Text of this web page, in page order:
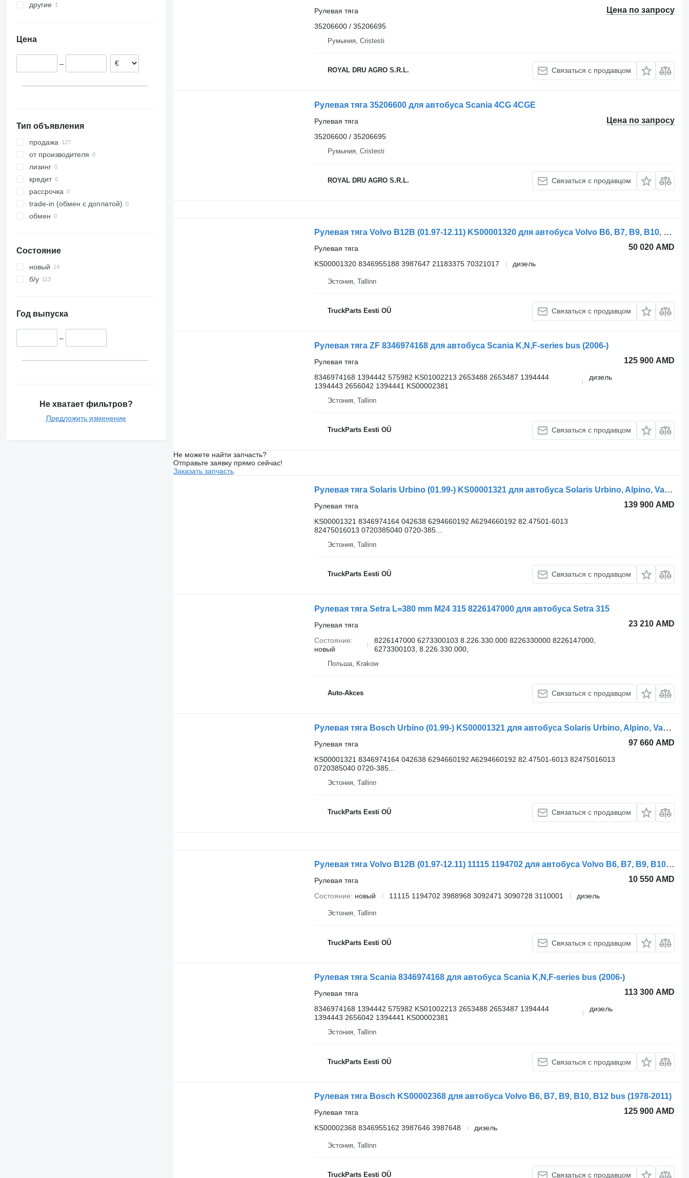
Эстония
другие
Цена
–
Тип объявления
продажа
от производителя
лизинг
кредит
рассрочка
trade-in (обмен с доплатой)
обмен
Состояние
новый
б/у
Год выпуска
–
Не хватает фильтров?
Предложить изменение
Цена по запросу
Рулевая тяга
35206600 / 35206695
Румыния, Cristesti
ROYAL DRU AGRO S.R.L. Связаться с продавцом
Рулевая тяга 35206600 для автобуса Scania 4CG 4CGE
Цена по запросу
Рулевая тяга
35206600 / 35206695
Румыния, Cristesti
ROYAL DRU AGRO S.R.L. Связаться с продавцом
Рулевая тяга Volvo B12B (01.97-12.11) KS00001320 для автобуса Volvo B6, B7, B9, B10, B12 bus (1978-2011)
50 020 AMD
Рулевая тяга
KS00001320 8346955188 3987647 21183375 70321017
дизель
Эстония, Tallinn
TruckParts Eesti OÜ Связаться с продавцом
Рулевая тяга ZF 8346974168 для автобуса Scania K,N,F-series bus (2006-)
125 900 AMD
Рулевая тяга
8346974168 1394442 575982 KS01002213 2653488 2653487 1394444
1394443 2656042 1394441 KS00002381
дизель
Эстония, Tallinn
TruckParts Eesti OÜ Связаться с продавцом
Не можете найти запчасть?
Отправьте заявку прямо сейчас!
Заказать запчасть
Рулевая тяга Solaris Urbino (01.99-) KS00001321 для автобуса Solaris Urbino, Alpino, Vacanza (1999-)
139 900 AMD
Рулевая тяга
KS00001321 8346974164 042638 6294660192 A6294660192 82.47501-6013
82475016013 0720385040 0720-385...
Эстония, Tallinn
TruckParts Eesti OÜ Связаться с продавцом
Рулевая тяга Setra L=380 mm M24 315 8226147000 для автобуса Setra 315
23 210 AMD
Рулевая тяга
Состояние
новый
8226147000 6273300103 8.226.330.000 8226330000 8226147000,
6273300103, 8.226.330.000,
Польша, Krakow
Auto-Akces Связаться с продавцом
Рулевая тяга Bosch Urbino (01.99-) KS00001321 для автобуса Solaris Urbino, Alpino, Vacanza (1999-)
97 660 AMD
Рулевая тяга
KS00001321 8346974164 042638 6294660192 A6294660192 82.47501-6013 82475016013
0720385040 0720-385...
Эстония, Tallinn
TruckParts Eesti OÜ Связаться с продавцом
Рулевая тяга Volvo B12B (01.97-12.11) 11115 1194702 для автобуса Volvo B6, B7, B9, B10, B12 bus (1978-2011)
10 550 AMD
Рулевая тяга
Состояние
новый 11115 1194702 3988968 3092471 3090728 3110001 дизель
Эстония, Tallinn
TruckParts Eesti OÜ Связаться с продавцом
Рулевая тяга Scania 8346974168 для автобуса Scania K,N,F-series bus (2006-)
113 300 AMD
Рулевая тяга
8346974168 1394442 575982 KS01002213 2653488 2653487 1394444
1394443 2656042 1394441 KS00002381
дизель
Эстония, Tallinn
TruckParts Eesti OÜ Связаться с продавцом
Рулевая тяга Bosch KS00002368 для автобуса Volvo B6, B7, B9, B10, B12 bus (1978-2011)
125 900 AMD
Рулевая тяга
KS00002368 8346955162 3987646 3987648
дизель
Эстония, Tallinn
TruckParts Eesti OÜ Связаться с продавцом